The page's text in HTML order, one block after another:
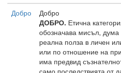
Добро
Добро
ДОБРО. Етична
обозначава мисъл, дума
реална полза в личен
или по отношение на
има предвид
само последствията от